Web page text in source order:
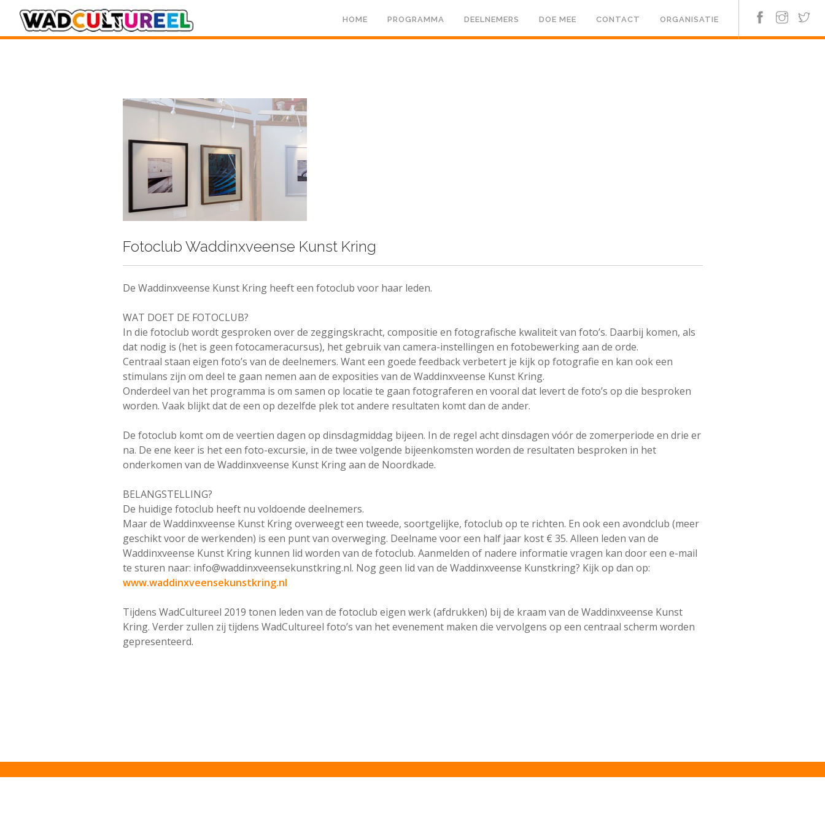
HOME PROGRAMMA DEELNEMERS DOE MEE CONTACT ORGANISATIE
Fotoclub Waddinxveense Kunst Kring
De Waddinxveense Kunst Kring heeft een fotoclub voor haar leden.
WAT DOET DE FOTOCLUB?
In die fotoclub wordt gesproken over de zeggingskracht, compositie en fotografische kwaliteit van foto’s. Daarbij komen, als
dat nodig is (het is geen fotocameracursus), het gebruik van camera-instellingen en fotobewerking aan de orde.
Centraal staan eigen foto’s van de deelnemers. Want een goede feedback verbetert je kijk op fotografie en kan ook een
stimulans zijn om deel te gaan nemen aan de exposities van de Waddinxveense Kunst Kring.
Onderdeel van het programma is om samen op locatie te gaan fotograferen en vooral dat levert de foto’s op die besproken
worden. Vaak blijkt dat de een op dezelfde plek tot andere resultaten komt dan de ander.
De fotoclub komt om de veertien dagen op dinsdagmiddag bijeen. In de regel acht dinsdagen vóór de zomerperiode en drie er
na. De ene keer is het een foto-excursie, in de twee volgende bijeenkomsten worden de resultaten besproken in het
onderkomen van de Waddinxveense Kunst Kring aan de Noordkade.
BELANGSTELLING?
De huidige fotoclub heeft nu voldoende deelnemers.
Maar de Waddinxveense Kunst Kring overweegt een tweede, soortgelijke, fotoclub op te richten. En ook een avondclub (meer
geschikt voor de werkenden) is een punt van overweging. Deelname voor een half jaar kost € 35. Alleen leden van de
Waddinxveense Kunst Kring kunnen lid worden van de fotoclub. Aanmelden of nadere informatie vragen kan door een e-mail
te sturen naar: info@waddinxveensekunstkring.nl. Nog geen lid van de Waddinxveense Kunstkring? Kijk op dan op:
www.waddinxveensekunstkring.nl
Tijdens WadCultureel 2019 tonen leden van de fotoclub eigen werk (afdrukken) bij de kraam van de Waddinxveense Kunst
Kring. Verder zullen zij tijdens WadCultureel foto’s van het evenement maken die vervolgens op een centraal scherm worden
gepresenteerd.